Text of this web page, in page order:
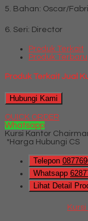
5. Bahan: Oscar/
6. Seri: Director
Produk Terkait
Produk Terbaru
Produk Terkait Jual
Hubungi Kami
QUICK ORDER
Whatsapp
Kursi Kantor
*Harga Hubungi CS
Telepon
Whatsapp
Lihat Detail